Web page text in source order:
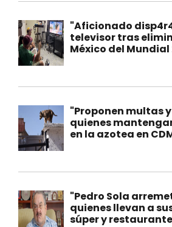
"Aficionado
televisor tras
México del Mundial
"Proponen multas
quienes
en la azotea en
"Pedro Sola
quienes llevan a
súper y